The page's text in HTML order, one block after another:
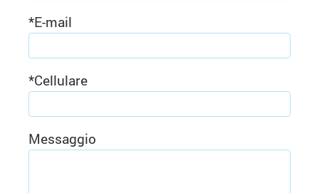
*E-mail
*Cellulare
Messaggio